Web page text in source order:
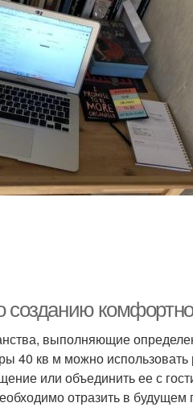
выполняющие
40 кв м можно
или объединить ее с
отразить в будущем